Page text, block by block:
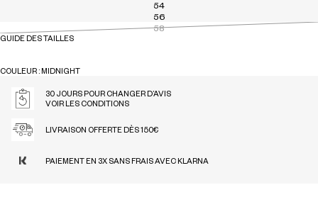
54
56
58
GUIDE DES TAILLES
COULEUR : MIDNIGHT
30 JOURS POUR CHANGER D’AVIS
VOIR LES CONDITIONS
LIVRAISON OFFERTE DÈS 150€
PAIEMENT EN 3X SANS FRAIS AVEC KLARNA